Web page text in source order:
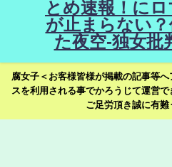
とめ速報！に
が止まらない
た夜空-独女批
腐女子＜お客様皆様が掲載の記事等
スを利用される事でかろうじて運営
ご足労頂き誠に有難